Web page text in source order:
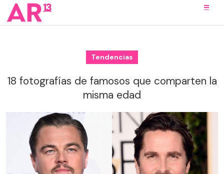
Tendencias
18 fotografías de famosos que comparten la
misma edad